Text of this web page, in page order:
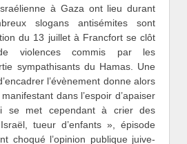
à Gaza ont lieu durant
slogans antisémites sont
du 13 juillet à Francfort se clôt
violences commis par les
sympathisants du Hamas. Une
l’évènement donne alors
dans l’espoir d’apaiser
se met cependant à crier des
tueur d’enfants », épisode
choqué l’opinion publique juive-